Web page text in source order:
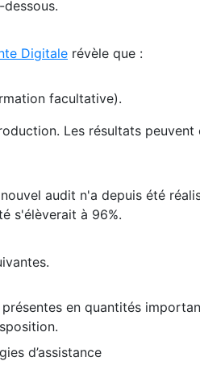
Digitale révèle que :
facultative).
Les résultats
audit n'a depuis été
s'élèverait à 96%.
en quantités
d’assistance